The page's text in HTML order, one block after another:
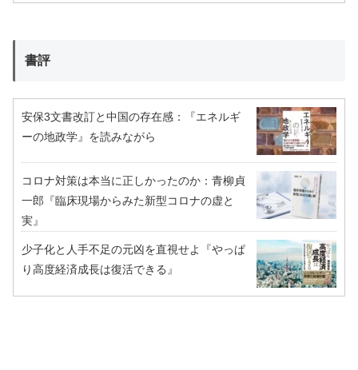
書評
安保3文書改訂と中国の存在感：『エネルギ
ーの地政学』を読みながら
コロナ対策は本当に正しかったのか：青柳貞
一郎『臨床現場からみた新型コロナの虚と
実』
少子化と人手不足の元凶を直視せよ『やっぱ
り高度経済成長は復活できる』